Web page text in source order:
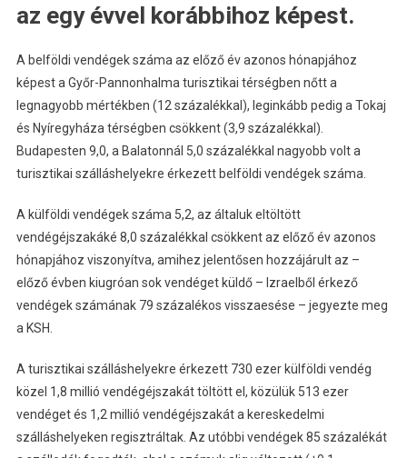
az egy évvel korábbihoz képest.
A belföldi vendégek száma az előző év azonos hónapjához
képest a Győr-Pannonhalma turisztikai térségben nőtt a
legnagyobb mértékben (12 százalékkal), leginkább pedig a Tokaj
és Nyíregyháza térségben csökkent (3,9 százalékkal).
Budapesten 9,0, a Balatonnál 5,0 százalékkal nagyobb volt a
turisztikai szálláshelyekre érkezett belföldi vendégek száma.
A külföldi vendégek száma 5,2, az általuk eltöltött
vendégéjszakáké 8,0 százalékkal csökkent az előző év azonos
hónapjához viszonyítva, amihez jelentősen hozzájárult az –
előző évben kiugróan sok vendéget küldő – Izraelből érkező
vendégek számának 79 százalékos visszaesése – jegyezte meg
a KSH.
A turisztikai szálláshelyekre érkezett 730 ezer külföldi vendég
közel 1,8 millió vendégéjszakát töltött el, közülük 513 ezer
vendéget és 1,2 millió vendégéjszakát a kereskedelmi
szálláshelyeken regisztráltak. Az utóbbi vendégek 85 százalékát